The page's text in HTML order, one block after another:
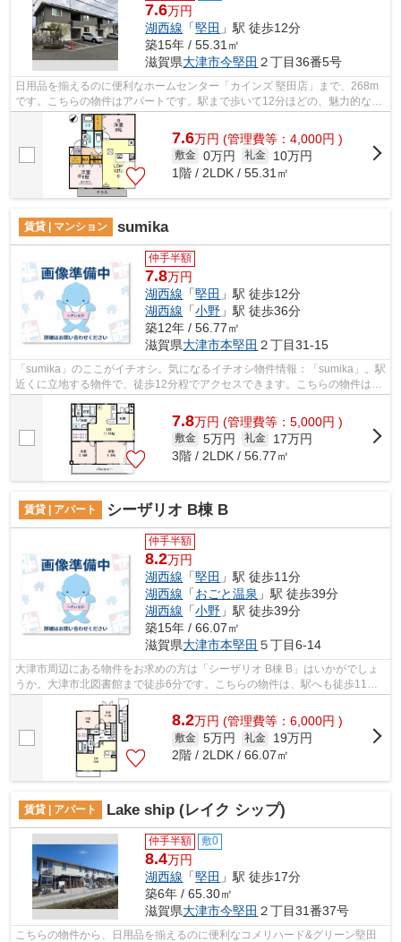
7.6万円
湖西線 「堅田 」駅 徒歩12分
築15年 / 55.31㎡
滋賀県大津市今堅田 ２丁目36番5号
日用品を揃えるのに便利なホームセンター「カインズ 堅田店」まで、268m
です。こちらの物件はアパートです。駅まで歩いて12分ほどの、魅力的な立
地の物件です。大津市の物件が気になっ...
7.6万円 (管理費等：4,000円 )
敷金 0万円 礼金
10万円
1階 / 2LDK / 55.31㎡
賃貸 | マンション sumika
仲手半額
7.8万円
湖西線 「堅田 」駅 徒歩12分
湖西線 「小野 」駅 徒歩36分
築12年 / 56.77㎡
滋賀県大津市本堅田 ２丁目31-15
「sumika」のここがイチオシ。気になるイチオシ物件情報：「sumika」。駅
近くに立地する物件で、徒歩12分程でアクセスできます。こちらの物件はマ
7.8万円 (管理費等：5,000円 )
敷金 5万円 礼金
17万円
3階 / 2LDK / 56.77㎡
賃貸 | アパート シーザリオ B棟 B
仲手半額
8.2万円
湖西線 「堅田 」駅 徒歩11分
湖西線 「おごと温泉 」駅 徒歩39分
湖西線 「小野 」駅 徒歩39分
築15年 / 66.07㎡
滋賀県大津市本堅田 ５丁目6-14
大津市周辺にある物件をお求めの方は「シーザリオ B棟 B」はいかがでしょ
うか。大津市北図書館まで徒歩6分です。こちらの物件は、駅へも徒歩11分
と歩いてアクセスできます。こちらの物...
8.2万円 (管理費等：6,000円 )
敷金 5万円 礼金
19万円
2階 / 2LDK / 66.07㎡
賃貸 | アパート Lake ship (レイク シップ)
仲手半額 敷0
8.4万円
湖西線 「堅田 」駅 徒歩17分
築6年 / 65.30㎡
滋賀県大津市今堅田 ２丁目31番37号
こちらの物件から、日用品を揃えるのに便利なコメリハード&グリーン堅田